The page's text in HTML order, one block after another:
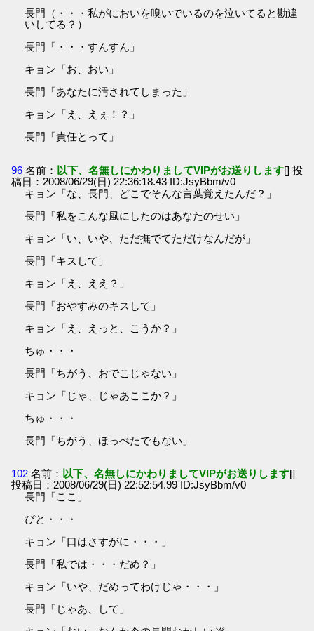
長門（・・・私がにおいを嗅いでいるのを泣いてると勘違
いしてる？）
長門「・・・すんすん」
キョン「お、おい」
長門「あなたに汚されてしまった」
キョン「え、えぇ！？」
長門「責任とって」
96 名前： 以下、名無しにかわりましてVIPがお送りします[] 投
稿日：2008/06/29(日) 22:36:18.43 ID:JsyBbm/v0
キョン「な、長門、どこでそんな言葉覚えたんだ？」
長門「私をこんな風にしたのはあなたのせい」
キョン「い、いや、ただ撫でてただけなんだが」
長門「キスして」
キョン「え、ええ？」
長門「おやすみのキスして」
キョン「え、えっと、こうか？」
ちゅ・・・
長門「ちがう、おでこじゃない」
キョン「じゃ、じゃあここか？」
ちゅ・・・
長門「ちがう、ほっぺたでもない」
102 名前： 以下、名無しにかわりましてVIPがお送りします[]
投稿日：2008/06/29(日) 22:52:54.99 ID:JsyBbm/v0
長門「ここ」
ぴと・・・
キョン「口はさすがに・・・」
長門「私では・・・だめ？」
キョン「いや、だめってわけじゃ・・・」
長門「じゃあ、して」